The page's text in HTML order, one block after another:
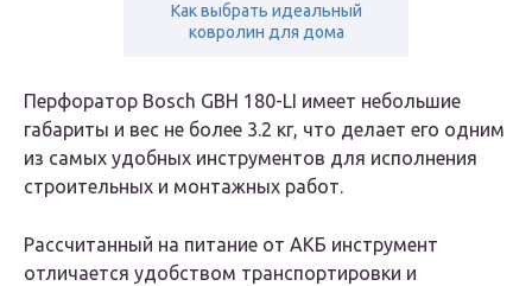
Как выбрать идеальный
ковролин для дома
Перфоратор Bosch GBH 180-LI имеет небольшие
габариты и вес не более 3.2 кг, что делает его одним
из самых удобных инструментов для исполнения
строительных и монтажных работ.
Рассчитанный на питание от АКБ инструмент
отличается удобством транспортировки и